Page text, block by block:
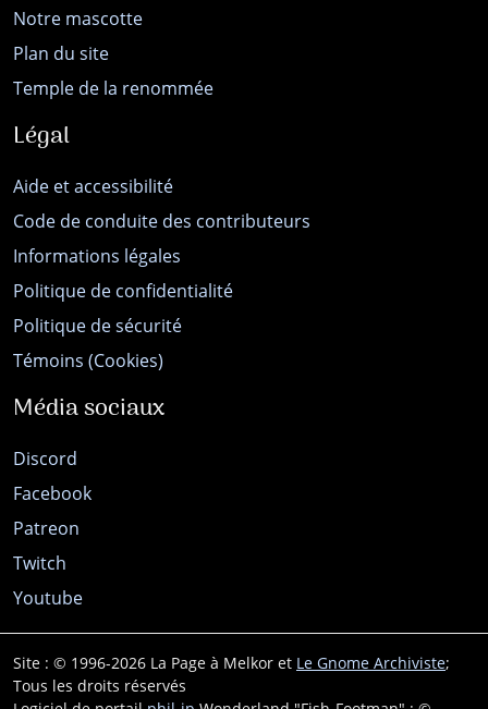
Notre mascotte
Plan du site
Temple de la renommée
Légal
Aide et accessibilité
Code de conduite des contributeurs
Informations légales
Politique de confidentialité
Politique de sécurité
Témoins (Cookies)
Média sociaux
Discord
Facebook
Patreon
Twitch
Youtube
Site : © 1996-2026 La Page à Melkor et Le Gnome Archiviste;
Tous les droits réservés